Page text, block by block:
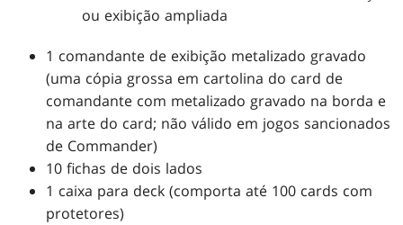
ou exibição ampliada
1 comandante de exibição metalizado gravado
(uma cópia grossa em cartolina do card de
comandante com metalizado gravado na borda e
na arte do card; não válido em jogos sancionados
de Commander)
10 fichas de dois lados
1 caixa para deck (comporta até 100 cards com
protetores)